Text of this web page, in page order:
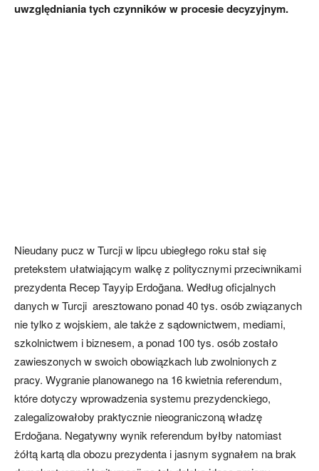
uwzględniania tych czynników w procesie decyzyjnym.
Nieudany pucz w Turcji w lipcu ubiegłego roku stał się
pretekstem ułatwiającym walkę z politycznymi przeciwnikami
prezydenta Recep Tayyip Erdoğana. Według oficjalnych
danych w Turcji aresztowano ponad 40 tys. osób związanych
nie tylko z wojskiem, ale także z sądownictwem, mediami,
szkolnictwem i biznesem, a ponad 100 tys. osób zostało
zawieszonych w swoich obowiązkach lub zwolnionych z
pracy. Wygranie planowanego na 16 kwietnia referendum,
które dotyczy wprowadzenia systemu prezydenckiego,
zalegalizowałoby praktycznie nieograniczoną władzę
Erdoğana. Negatywny wynik referendum byłby natomiast
żółtą kartą dla obozu prezydenta i jasnym sygnałem na brak